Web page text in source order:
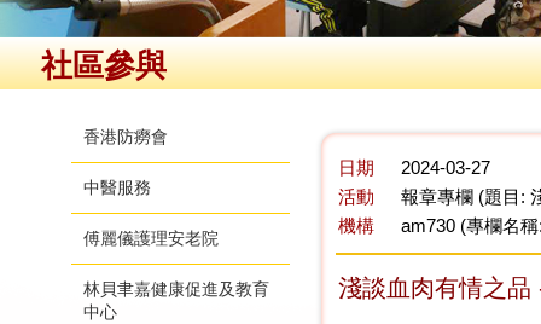
社區參與
香港防癆會
中醫服務
傅麗儀護理安老院
林貝聿嘉健康促進及教育
中心
日期
2024-03-27
活動
報章專欄 (題目:
機構
am730 (專欄名
淺談血肉有情之品